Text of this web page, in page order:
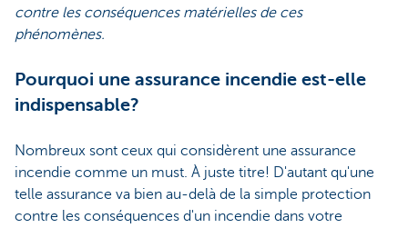
contre les conséquences matérielles de ces
phénomènes.
Pourquoi une assurance incendie est-elle
indispensable?
Nombreux sont ceux qui considèrent une assurance
incendie comme un must. À juste titre! D'autant qu'une
telle assurance va bien au-delà de la simple protection
contre les conséquences d'un incendie dans votre